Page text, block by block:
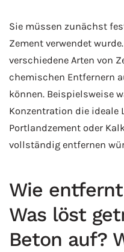
Sie müssen zunächst
Zement verwendet
verschiedene Arten von
chemischen Entfernern
können. Beispielsweise
Konzentration die ideale
Portlandzement oder
vollständig entfernen
Wie
Was löst
Beton auf?